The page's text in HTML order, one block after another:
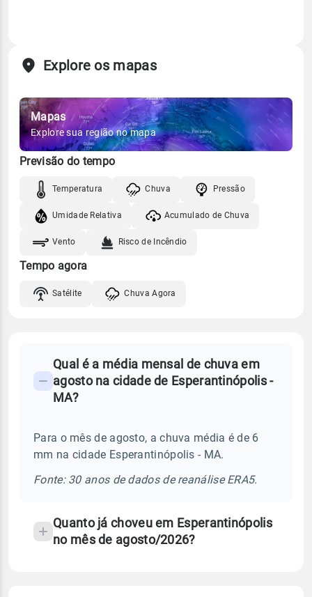
Explore os mapas
Mapas
Explore sua região no mapa
Previsão do tempo
Temperatura Chuva Pressão
Umidade Relativa Acumulado de Chuva
Vento Risco de Incêndio
Tempo agora
Satélite Chuva Agora
Perguntas
frequentes
chuva
temperatura
Qual é a média mensal de chuva em
agosto na cidade de Esperantinópolis -
MA?
Para o mês de agosto, a chuva média é de 6
mm na cidade Esperantinópolis - MA.
Fonte: 30 anos de dados de reanálise ERA5.
Quanto já choveu em Esperantinópolis
no mês de agosto/2026?